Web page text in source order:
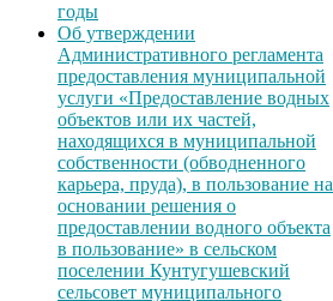
годы
Об утверждении
Административного регламента
предоставления муниципальной
услуги «Предоставление водных
объектов или их частей,
находящихся в муниципальной
собственности (обводненного
карьера, пруда), в пользование на
основании решения о
предоставлении водного объекта
в пользование» в сельском
поселении Кунтугушевский
сельсовет муниципального